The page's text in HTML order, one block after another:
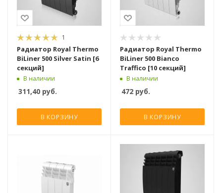
1
Радиатор Royal Thermo
BiLiner 500 Silver Satin [6
секций]
В наличии
311,40 руб.
В КОРЗИНУ
Радиатор Royal Thermo
BiLiner 500 Bianco
Traffico [10 секций]
В наличии
472 руб.
В КОРЗИНУ